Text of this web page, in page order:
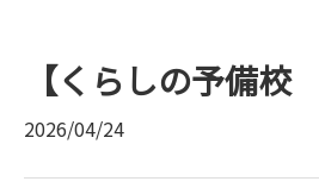
【くらしの予備校
2026/04/24